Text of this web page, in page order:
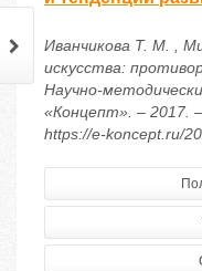
Иванчикова Т. М. ,
искусства:
Научно-
«Концепт». – 2017.
https://e-koncept.ru/